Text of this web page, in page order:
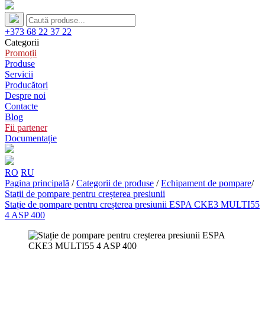
+373 68 22 37 22
Categorii
Promoții
Produse
Servicii
Producători
Despre noi
Contacte
Blog
Fii partener
Documentație
RO RU
Pagina principală / Categorii de produse / Echipament de pompare/
Stații de pompare pentru creșterea presiunii
Stație de pompare pentru creșterea presiunii ESPA CKE3 MULTI55
4 ASP 400